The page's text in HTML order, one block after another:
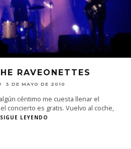
RAVEONETTES
3 DE MAYO DE 2010
céntimo me cuesta llenar el
concierto es gratis. Vuelvo al coche,
SIGUE LEYENDO